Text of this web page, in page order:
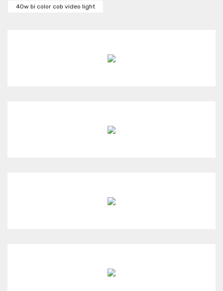
Ürün bilgilerinde hatalar bulunuyor.
40w bi color cob video light